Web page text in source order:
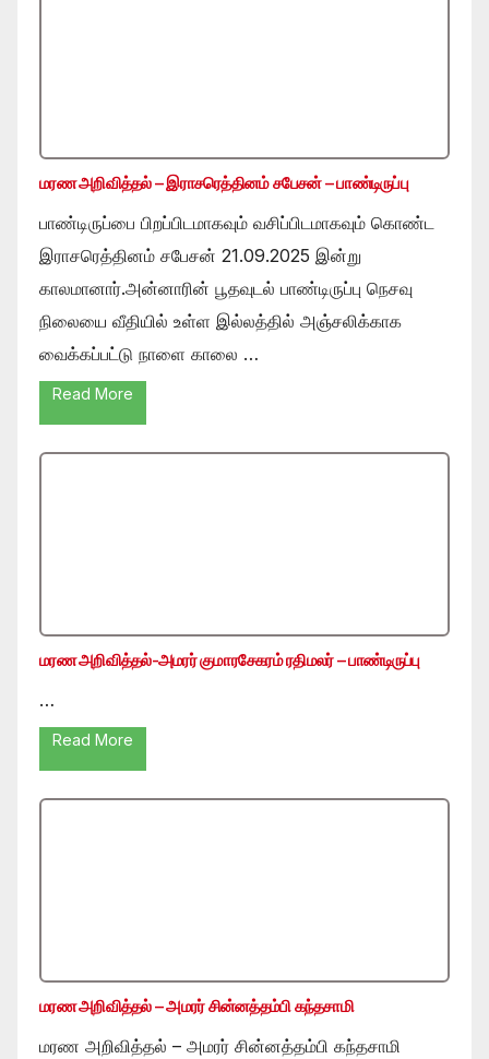
மரண அறிவித்தல் – இராசரெத்தினம் சபேசன் – பாண்டிருப்பு
பாண்டிருப்பை பிறப்பிடமாகவும் வசிப்பிடமாகவும் கொண்ட
இராசரெத்தினம் சபேசன் 21.09.2025 இன்று
காலமானார்.அன்னாரின் பூதவுடல் பாண்டிருப்பு நெசவு
நிலையை வீதியில் உள்ள இல்லத்தில் அஞ்சலிக்காக
வைக்கப்பட்டு நாளை காலை …
Read More
மரண அறிவித்தல்-அமரர் குமாரசேகரம் ரதிமலர் – பாண்டிருப்பு
…
Read More
மரண அறிவித்தல் – அமரர் சின்னத்தம்பி கந்தசாமி
மரண அறிவித்தல் – அமரர் சின்னத்தம்பி கந்தசாமி